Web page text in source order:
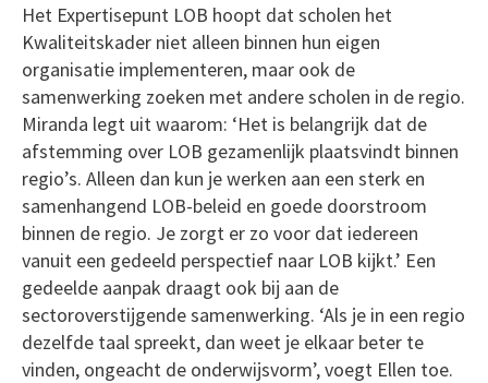
Het Expertisepunt LOB hoopt dat scholen het
Kwaliteitskader niet alleen binnen hun eigen
organisatie implementeren, maar ook de
samenwerking zoeken met andere scholen in de regio.
Miranda legt uit waarom: ‘Het is belangrijk dat de
afstemming over LOB gezamenlijk plaatsvindt binnen
regio’s. Alleen dan kun je werken aan een sterk en
samenhangend LOB-beleid en goede doorstroom
binnen de regio. Je zorgt er zo voor dat iedereen
vanuit een gedeeld perspectief naar LOB kijkt.’ Een
gedeelde aanpak draagt ook bij aan de
sectoroverstijgende samenwerking. ‘Als je in een regio
dezelfde taal spreekt, dan weet je elkaar beter te
vinden, ongeacht de onderwijsvorm’, voegt Ellen toe.